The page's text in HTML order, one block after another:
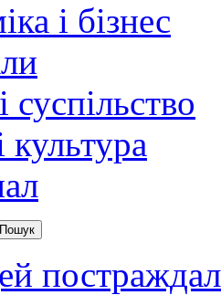
і бізнес
культура